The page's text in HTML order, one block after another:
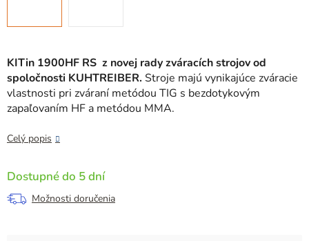
KITin 1900HF RS z novej rady zváracích strojovod
spoločnosti KUHTREIBER. Stroje majú vynikajúce zváracie
vlastnosti pri zváraní metódou TIG s bezdotykovým
zapaľovaním HF a metódou MMA.
Celý popis
Dostupné do 5 dní
Možnosti doručenia